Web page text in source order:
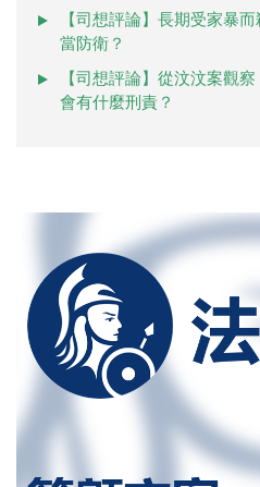
【司想評論】長期受家暴
當防衛？
【司想評論】從汶汶案觀
會有什麼刑責？